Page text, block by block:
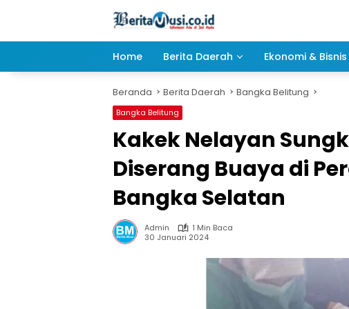
Home Berita Daerah Ekonomi & Bisnis
Beranda Berita Daerah Bangka Belitung
Bangka Belitung
Kakek Nelayan
Diserang Buaya di
Bangka Selatan
Admin
1 Min Baca
30 Januari 2024